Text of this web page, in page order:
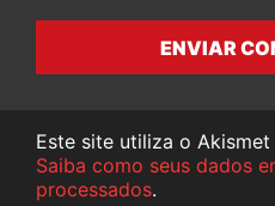
ENVIAR
Este site utiliza o
Saiba como seus dados
processados.